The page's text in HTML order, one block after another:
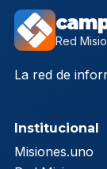
Red
La red de
Institucional
Misiones.uno